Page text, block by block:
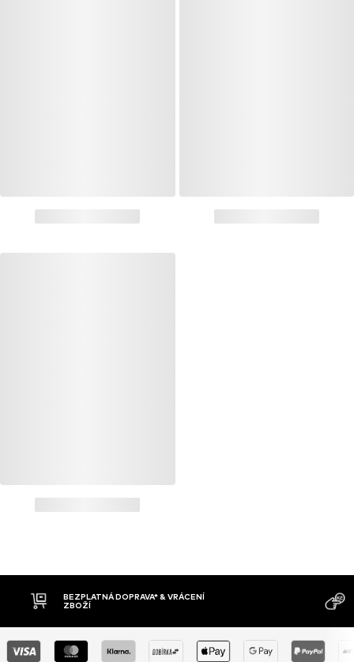
BEZPLATNÁ DOPRAVA* & VRÁCENÍ
ZBOŽÍ